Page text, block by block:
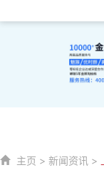
主页 > 新闻资讯 >